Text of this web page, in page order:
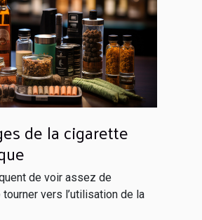
de la cigarette
de voir assez de
vers l’utilisation de la